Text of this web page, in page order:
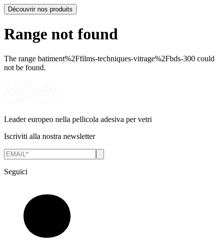
Découvrir nos produits
Range not found
The range batiment%2Ffilms-techniques-vitrage%2Fbds-300 could
not be found.
Leader europeo nella pellicola adesiva per vetri
Iscriviti alla nostra newsletter
Seguici